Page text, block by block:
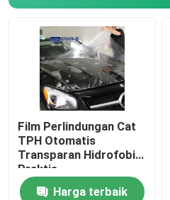
Film Perlindungan Cat
TPH Otomatis
Transparan Hidrofobik
Praktis
Harga terbaik